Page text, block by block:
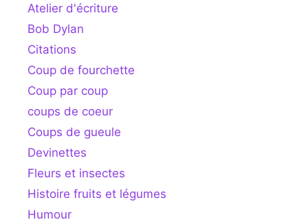
Atelier d'écriture
Bob Dylan
Citations
Coup de fourchette
Coup par coup
coups de coeur
Coups de gueule
Devinettes
Fleurs et insectes
Histoire fruits et légumes
Humour